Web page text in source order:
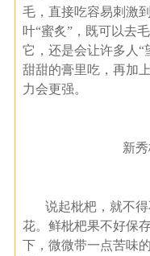
毛，直接吃容易刺激
叶“蜜炙”，既可以去
它，还是会让许多人“
甜甜的膏里吃，再加
力会更强。
新
说起枇杷，就不
花。鲜枇杷果不好保
下，微微带一点苦味